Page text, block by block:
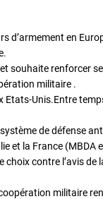
d’armement en
souhaite renforcer
militaire .
Unis.Entre
de défense
et la France (MBDA
contre l’avis de
militaire